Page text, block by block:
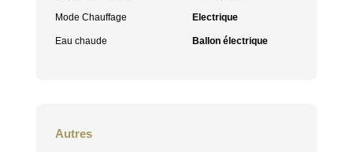
Mode Chauffage Electrique
Eau chaude Ballon électrique
Autres